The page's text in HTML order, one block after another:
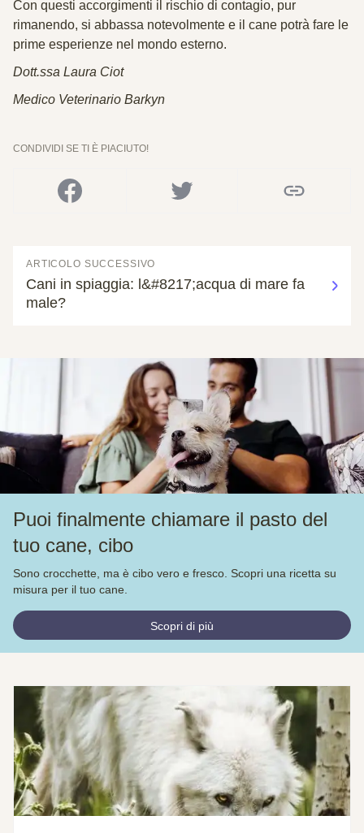
Con questi accorgimenti il rischio di contagio, pur
rimanendo, si abbassa notevolmente e il cane potrà fare le
prime esperienze nel mondo esterno.
Dott.ssa Laura Ciot
Medico Veterinario Barkyn
CONDIVIDI SE TI È PIACIUTO!
ARTICOLO SUCCESSIVO
Cani in spiaggia: l&#8217;acqua di mare fa
male?
Puoi finalmente chiamare il pasto del
tuo cane, cibo
Sono crocchette, ma è cibo vero e fresco. Scopri una ricetta su
misura per il tuo cane.
Scopri di più